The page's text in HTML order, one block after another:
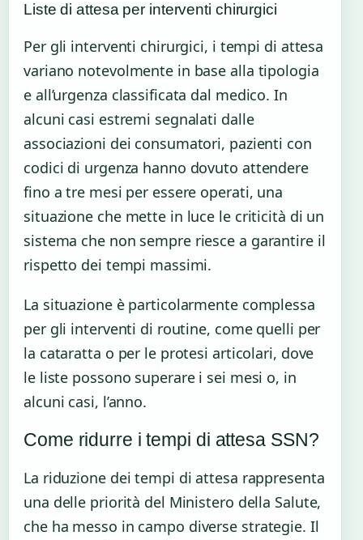
Liste di attesa per interventi chirurgici
Per gli interventi chirurgici, i tempi di attesa
variano notevolmente in base alla tipologia
e all’urgenza classificata dal medico. In
alcuni casi estremi segnalati dalle
associazioni dei consumatori, pazienti con
codici di urgenza hanno dovuto attendere
fino a tre mesi per essere operati, una
situazione che mette in luce le criticità di un
sistema che non sempre riesce a garantire il
rispetto dei tempi massimi.
La situazione è particolarmente complessa
per gli interventi di routine, come quelli per
la cataratta o per le protesi articolari, dove
le liste possono superare i sei mesi o, in
alcuni casi, l’anno.
Come ridurre i tempi di attesa SSN?
La riduzione dei tempi di attesa rappresenta
una delle priorità del Ministero della Salute,
che ha messo in campo diverse strategie. Il